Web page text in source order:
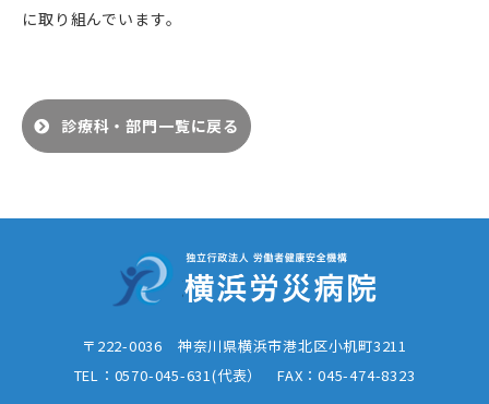
に取り組んでいます。
診療科・部門一覧に戻る
〒222-0036 神奈川県横浜市港北区小机町3211
TEL：0570-045-631(代表） FAX：045-474-8323